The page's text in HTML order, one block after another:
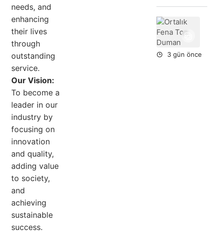
needs, and
enhancing
their lives
through
outstanding
service.
Our Vision:
To become a
leader in our
industry by
focusing on
innovation
and quality,
adding value
to society,
and
achieving
sustainable
success.
3 gün önce